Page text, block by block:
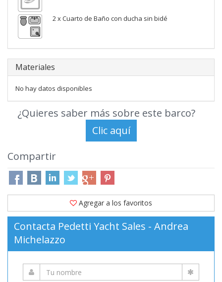
2 x Cuarto de Baño con ducha sin bidé
Materiales
No hay datos disponibles
¿Quieres saber más sobre este barco?
Compartir
Agregar a los favoritos
Contacta Pedetti Yacht Sales - Andrea
Michelazzo